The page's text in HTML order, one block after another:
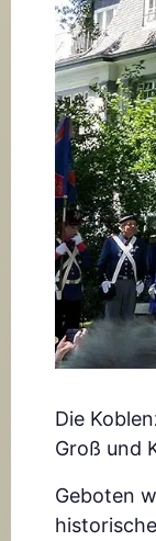
Die
Groß und
Geboten